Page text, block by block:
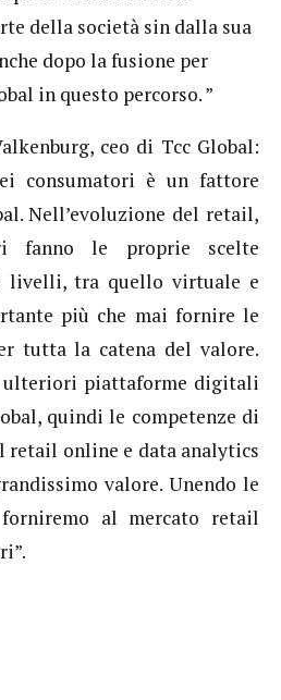
della società sin dalla sua
dopo la fusione per
in questo percorso. ”
ceo di Tcc Global:
consumatori è un fattore
Nell’evoluzione del retail,
fanno le proprie scelte
livelli, tra quello virtuale e
più che mai fornire le
tutta la catena del valore.
ulteriori piattaforme digitali
quindi le competenze di
retail online e data analytics
valore. Unendo le
forniremo al mercato retail